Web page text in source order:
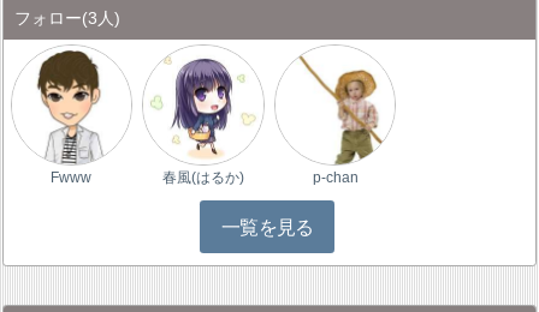
フォロー(3人)
Fwww 春風(はるか) p-chan
一覧を見る